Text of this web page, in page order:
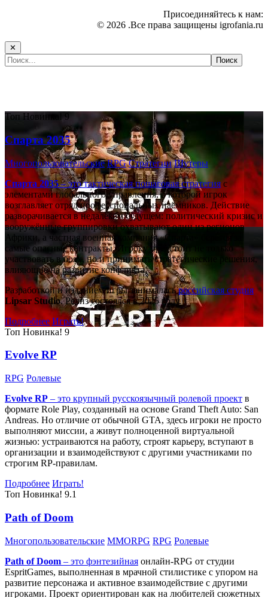
Присоединяйтесь к нам:
© 2026 .Все права защищены igrofania.ru
✕
Топ Новинка! 9
Спарта 2035
Многопользовательские RPG Стратегии Шутеры
Спарта 2035– это тактическаяпошаговая стратегияс
элементами глобального управления, в которой игрок
возглавляет отряд профессиональных наёмников. Действие
разворачивается в недалёком будущем: политический кризис и
вооружённые группировки охватывают один из регионов
Африки, а частная военная компания «Спарта» берётся за
самые опасные контракты. Игроку предстоит не только
участвовать в боях, но и принимать стратегические решения,
влияющие на развитие конфликта.
Разработкой и изданием игры занималасьроссийская студия
Lipsar Studio. Релиз состоялся в 2025 году.
Подробнее Играть!
Топ Новинка! 9
Evolve RP
RPG Ролевые
Evolve RP – это крупный русскоязычный ролевой проект в
формате Role Play, созданный на основе Grand Theft Auto: San
Andreas. Но отличие от обычной GTA, здесь игроки не просто
выполняют миссии, а живут полноценной виртуальной
жизнью: устраиваются на работу, строят карьеру, вступают в
организации и взаимодействуют с другими участниками по
строгим RP-правилам.
Подробнее Играть!
Топ Новинка! 9.1
Path of Doom
Многопользовательские MMORPG RPG Ролевые
Path of Doom – это фэнтезийная онлайн-RPG от студии
EspritGames, выполненная в мрачной стилистике с упором на
развитие персонажа и активное взаимодействие с другими
игроками. Проект ориентирован как на любителей сюжетных